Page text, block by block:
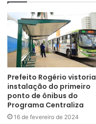
Prefeito Rogério vistoria
instalação do primeiro
ponto de ônibus do
Programa Centraliza
16 de fevereiro de 2024